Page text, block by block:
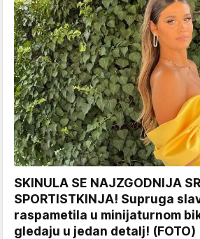
SKINULA SE NAJZGODNIJA
SPORTISTKINJA! Supruga
raspametila u minijaturnom
gledaju u jedan detalj! (FOTO)